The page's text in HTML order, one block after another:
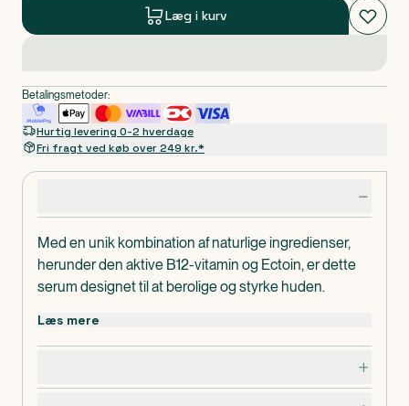
Med en unik kombination af naturlige ingredienser,
herunder den aktive B12-vitamin og Ectoin, er dette
serum designet til at berolige og styrke huden.
Læs mere
Læg i kurv
Betalingsmetoder:
Hurtig levering 0-2 hverdage
Fri fragt ved køb over 249 kr.*